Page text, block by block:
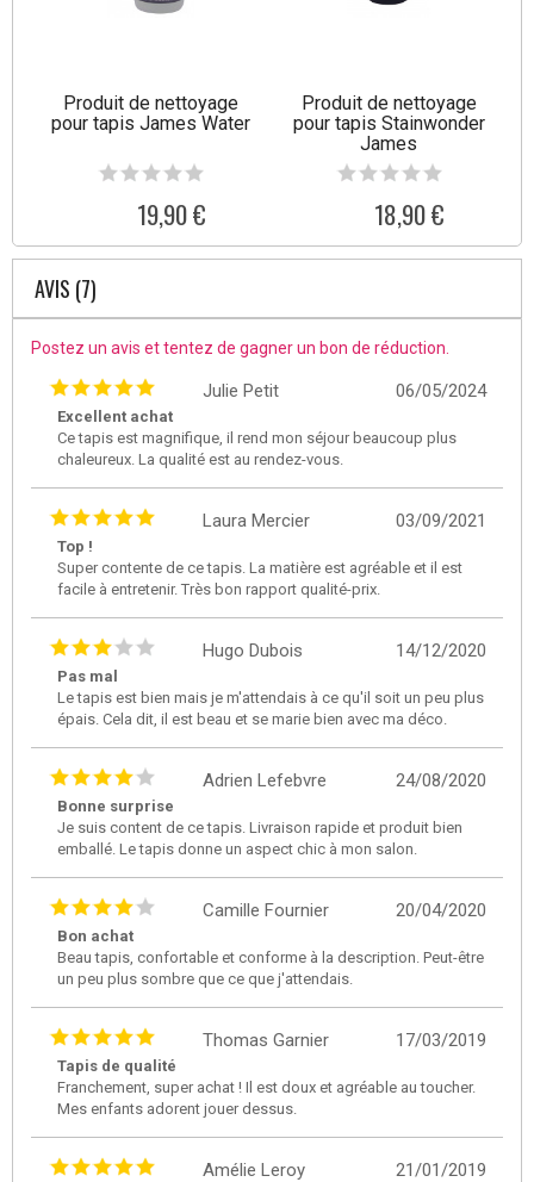
Produit de nettoyage
pour tapis James Water
19,90 €
Produit de nettoyage
pour tapis Stainwonder
James
18,90 €
AVIS (7)
Postez un avis et tentez de gagner un bon de réduction.
06/05/2024
Julie Petit
Excellent achat
Ce tapis est magnifique, il rend mon séjour beaucoup plus
chaleureux. La qualité est au rendez-vous.
03/09/2021
Laura Mercier
Top !
Super contente de ce tapis. La matière est agréable et il est
facile à entretenir. Très bon rapport qualité-prix.
14/12/2020
Hugo Dubois
Pas mal
Le tapis est bien mais je m'attendais à ce qu'il soit un peu plus
épais. Cela dit, il est beau et se marie bien avec ma déco.
24/08/2020
Adrien Lefebvre
Bonne surprise
Je suis content de ce tapis. Livraison rapide et produit bien
emballé. Le tapis donne un aspect chic à mon salon.
20/04/2020
Camille Fournier
Bon achat
Beau tapis, confortable et conforme à la description. Peut-être
un peu plus sombre que ce que j'attendais.
17/03/2019
Thomas Garnier
Tapis de qualité
Franchement, super achat ! Il est doux et agréable au toucher.
Mes enfants adorent jouer dessus.
21/01/2019
Amélie Leroy